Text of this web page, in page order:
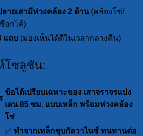
ลายเสามีห่วงคล้อง 2 ด้าน(คล้องโซ่/
ชือกได้)
แถบ (มองเห็นได้ดีในเวลากลางคืน)
โซลูชัน:
ข้อได้เปรียบเฉพาะของ เสาจราจรแบ่ง
เลน 85 ซม. แบบเหล็ก พร้อมห่วงคล้อง
โซ่
✅ ทำจากเหล็กชุบกัลวาไนซ์ ทนทานต่อ